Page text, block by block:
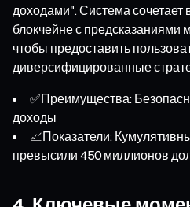
доходами". Система сочетает
блокчейне с предсказаниями
чтобы предоставить
диверсифицированные
✅Преимущества:
доходы
📈Показатели:
превысили 450 миллионов